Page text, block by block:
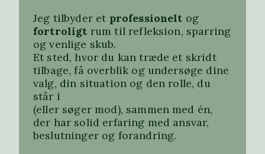
Jeg tilbyder et professionelt og
fortroligt rum til refleksion, sparring
og venlige skub.
Et sted, hvor du kan træde et skridt
tilbage, få overblik og undersøge dine
valg, din situation og den rolle, du
står i
(eller søger mod), sammen med én,
der har solid erfaring med ansvar,
beslutninger og forandring.